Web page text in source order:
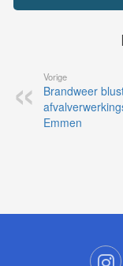
Vorige
Brandweer
Emmen